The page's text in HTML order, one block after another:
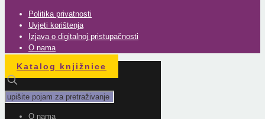
Politika privatnosti
Uvjeti korištenja
Izjava o digitalnoj pristupačnosti
O nama
Katalog knjižnice
O nama